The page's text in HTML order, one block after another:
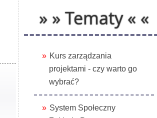
» » Tematy « «
Kurs zarządzania
projektami - czy warto go
wybrać?
System Społeczny